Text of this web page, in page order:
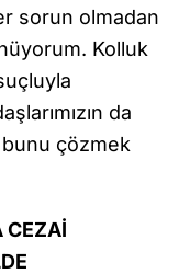
sorun olmadan
Kolluk
da
bunu çözmek
CEZAİ